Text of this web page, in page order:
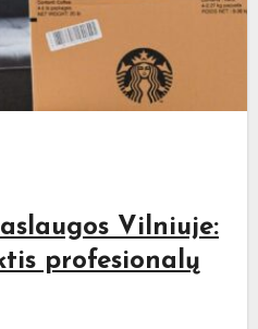
Vilniuje:
profesionalų